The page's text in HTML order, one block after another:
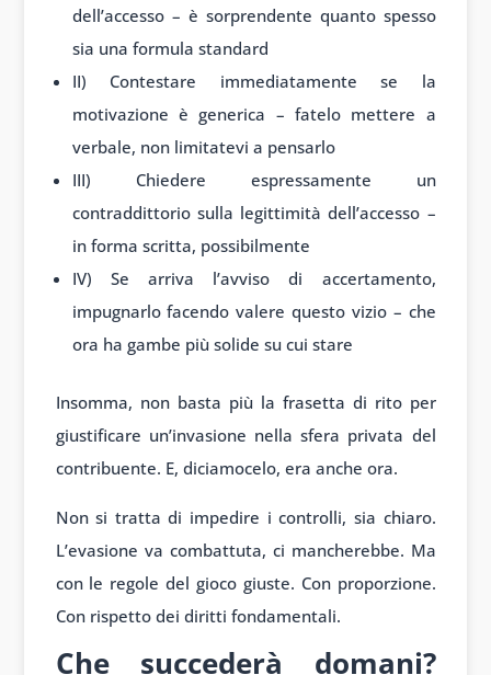
dell’accesso – è sorprendente quanto spesso
sia una formula standard
II) Contestare immediatamente se la
motivazione è generica – fatelo mettere a
verbale, non limitatevi a pensarlo
III) Chiedere espressamente un
contraddittorio sulla legittimità dell’accesso –
in forma scritta, possibilmente
IV) Se arriva l’avviso di accertamento,
impugnarlo facendo valere questo vizio – che
ora ha gambe più solide su cui stare
Insomma, non basta più la frasetta di rito per
giustificare un’invasione nella sfera privata del
contribuente. E, diciamocelo, era anche ora.
Non si tratta di impedire i controlli, sia chiaro.
L’evasione va combattuta, ci mancherebbe. Ma
con le regole del gioco giuste. Con proporzione.
Con rispetto dei diritti fondamentali.
Che succederà domani?